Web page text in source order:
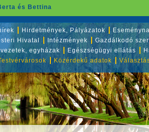
és Bettina
Hirdetmények, Pályázatok
Hivatal
Intézmények Gazdálkodó
egyházak
Egészségügyi ellátás
Közérdekű adatok